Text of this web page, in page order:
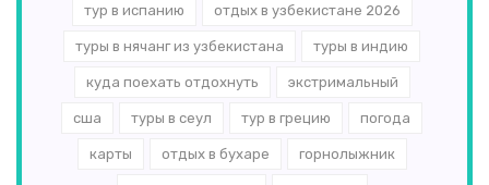
тур в испанию отдых в узбекистане 2026
туры в нячанг из узбекистана туры в индию
куда поехать отдохнуть экстримальный
сша туры в сеул тур в грецию погода
карты отдых в бухаре горнолыжник